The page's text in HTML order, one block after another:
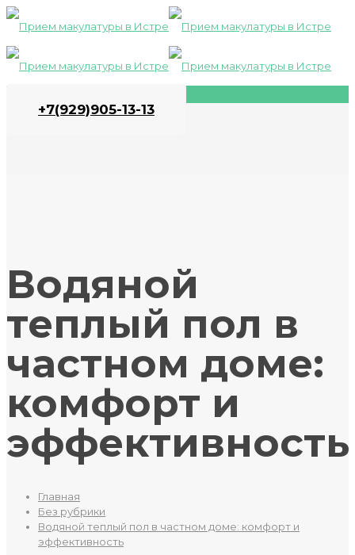
+7(929)905-13-13
Водяной
теплый пол в
частном доме:
комфорт и
эффективность
Главная
Без рубрики
Водяной теплый пол в частном доме: комфорт и
эффективность